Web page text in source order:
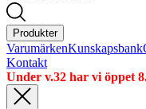
Produkter
VarumärkenKunskapsbank
Kontakt
Under v.32 har vi öppet